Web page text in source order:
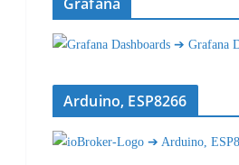
➔ Grafana
Arduino, ESP8266
➔ Arduino,